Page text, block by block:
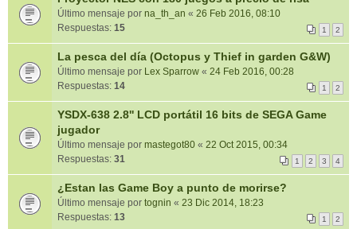
Último mensaje por na_th_an « 26 Feb 2016, 08:10
Respuestas: 15 1 2
La pesca del día (Octopus y Thief in garden G&W)
Último mensaje por Lex Sparrow « 24 Feb 2016, 00:28
Respuestas: 14 1 2
YSDX-638 2.8'' LCD portátil 16 bits de SEGA Game
jugador
Último mensaje por mastegot80 « 22 Oct 2015, 00:34
Respuestas: 31 1 2 3 4
¿Estan las Game Boy a punto de morirse?
Último mensaje por tognin « 23 Dic 2014, 18:23
Respuestas: 13 1 2